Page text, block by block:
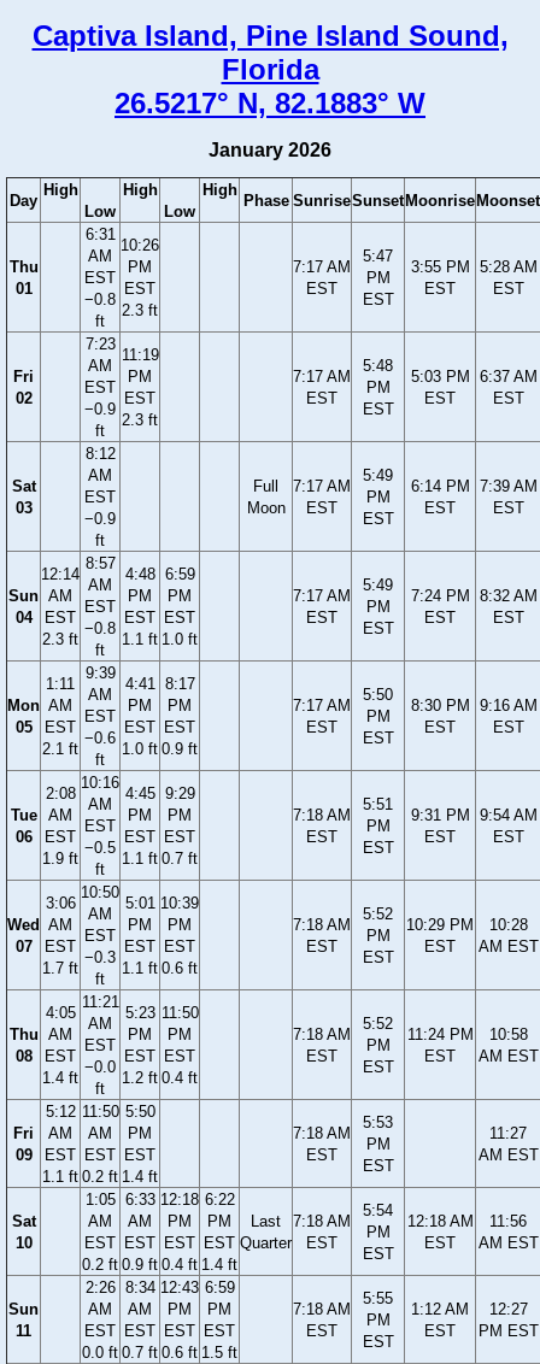
Captiva Island, Pine Island Sound,
Florida
26.5217° N, 82.1883° W
January 2026
Day
High
Low
High
Low
High
Phase SunriseSunset Moonrise Moonset
Thu
01
6:31
AM
EST
−0.8
ft
10:26
PM
EST
2.3 ft
7:17 AM
EST
5:47
PM
EST
3:55 PM
EST
5:28 AM
EST
Fri
02
7:23
AM
EST
−0.9
ft
11:19
PM
EST
2.3 ft
7:17 AM
EST
5:48
PM
EST
5:03 PM
EST
6:37 AM
EST
Sat
03
8:12
AM
EST
−0.9
ft
Full
Moon
7:17 AM
EST
5:49
PM
EST
6:14 PM
EST
7:39 AM
EST
Sun
04
12:14
AM
EST
2.3 ft
8:57
AM
EST
−0.8
ft
4:48
PM
EST
1.1 ft
6:59
PM
EST
1.0 ft
7:17 AM
EST
5:49
PM
EST
7:24 PM
EST
8:32 AM
EST
Mon
05
1:11
AM
EST
2.1 ft
9:39
AM
EST
−0.6
ft
4:41
PM
EST
1.0 ft
8:17
PM
EST
0.9 ft
7:17 AM
EST
5:50
PM
EST
8:30 PM
EST
9:16 AM
EST
Tue
06
2:08
AM
EST
1.9 ft
10:16
AM
EST
−0.5
ft
4:45
PM
EST
1.1 ft
9:29
PM
EST
0.7 ft
7:18 AM
EST
5:51
PM
EST
9:31 PM
EST
9:54 AM
EST
Wed
07
3:06
AM
EST
1.7 ft
10:50
AM
EST
−0.3
ft
5:01
PM
EST
1.1 ft
10:39
PM
EST
0.6 ft
7:18 AM
EST
5:52
PM
EST
10:29 PM
EST
10:28
AM EST
Thu
08
4:05
AM
EST
1.4 ft
11:21
AM
EST
−0.0
ft
5:23
PM
EST
1.2 ft
11:50
PM
EST
0.4 ft
7:18 AM
EST
5:52
PM
EST
11:24 PM
EST
10:58
AM EST
Fri
09
5:12
AM
EST
1.1 ft
11:50
AM
EST
0.2 ft
5:50
PM
EST
1.4 ft
7:18 AM
EST
5:53
PM
EST
11:27
AM EST
Sat
10
1:05
AM
EST
0.2 ft
6:33
AM
EST
0.9 ft
12:18
PM
EST
0.4 ft
6:22
PM
EST
1.4 ft
Last
Quarter
7:18 AM
EST
5:54
PM
EST
12:18 AM
EST
11:56
AM EST
Sun
11
2:26
AM
EST
0.0 ft
8:34
AM
EST
0.7 ft
12:43
PM
EST
0.6 ft
6:59
PM
EST
1.5 ft
7:18 AM
EST
5:55
PM
EST
1:12 AM
EST
12:27
PM EST